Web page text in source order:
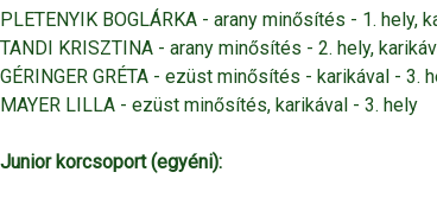
PLETENYIK BOGLÁRKA - arany minősítés - 1. hely,
TANDI KRISZTINA - arany minősítés - 2. hely,
GÉRINGER GRÉTA - ezüst minősítés - karikával - 3.
MAYER LILLA - ezüst minősítés, karikával - 3. hely
Junior korcsoport (egyéni):